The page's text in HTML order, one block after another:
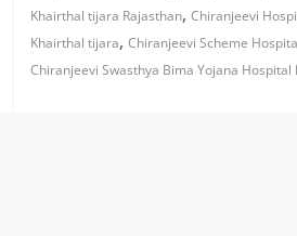
Khairthal tijara Rajasthan,Chiranjeevi
Khairthal tijara,Chiranjeevi Scheme
Chiranjeevi Swasthya Bima Yojana